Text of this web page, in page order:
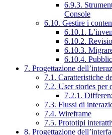
6.9.3.
Console
6.10. Gestire i
6.10.1.
6.10.2.
6.10.3.
6.10.4.
7. Progettazione
7.1. Caratteristiche
7.2. User stories per
7.2.1.
7.3. Flussi di
7.4. Wireframe
7.5. Prototipi
8. Progettazione